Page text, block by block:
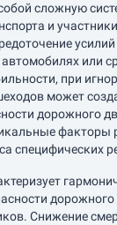
сложную
и
или
при
может
дорожного
факторы
специфических
дорожного
Снижение